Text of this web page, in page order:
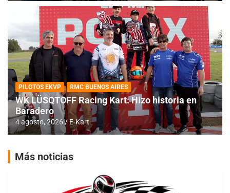
PILOTOS EKVP RMC BUENOS AIRES
WK LÜSQTOFF Racing Kart: Hizo historia en
Baradero
4 agosto, 2026 E-Kart
Más noticias